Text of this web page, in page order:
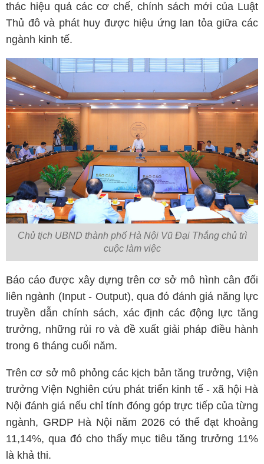
thác hiệu quả các cơ chế, chính sách mới của Luật
Thủ đô và phát huy được hiệu ứng lan tỏa giữa các
ngành kinh tế.
Chủ tịch UBND thành phố Hà Nội Vũ Đại Thắng chủ trì
cuộc làm việc
Báo cáo được xây dựng trên cơ sở mô hình cân đối
liên ngành (Input - Output), qua đó đánh giá năng lực
truyền dẫn chính sách, xác định các động lực tăng
trưởng, những rủi ro và đề xuất giải pháp điều hành
trong 6 tháng cuối năm.
Trên cơ sở mô phỏng các kịch bản tăng trưởng, Viện
trưởng Viện Nghiên cứu phát triển kinh tế - xã hội Hà
Nội đánh giá nếu chỉ tính đóng góp trực tiếp của từng
ngành, GRDP Hà Nội năm 2026 có thể đạt khoảng
11,14%, qua đó cho thấy mục tiêu tăng trưởng 11%
là khả thi.